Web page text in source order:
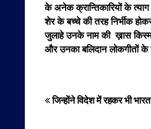
के अनेक क्रान्तिकारियों के
शेर के बच्चे की तरह निर्भीक
जुलाहे उनके नाम की ख़ास
और उनका बलिदान लोकगीतों
Post
जिन्होंने विदेश में रहकर भी